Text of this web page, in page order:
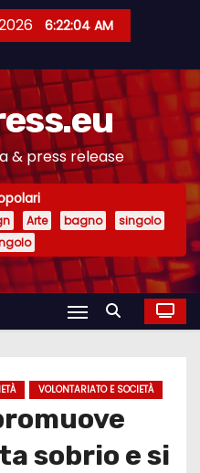
6:22:04 AM
& press release
Arte bagno
singolo
VOLONTARIATO E SOCIETÀ
sobrio e si